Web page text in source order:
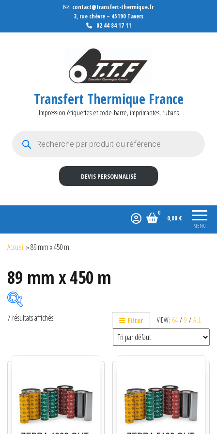
contact@transfert-thermique.fr
3, rue chèvre – 45190 Tavers
02 44 84 17 11
Transfert Thermique France
Impression étiquettes et code-barre, imprimantes, rubans
DEVIS PERSONNALISÉ
MENU
0
0,00 €
Accueil»89 mm x 450 m
89 mm x 450 m
Imprimantes
Lecteurs
Lecteurs code-barres de présentation
VIEW: 64 / 9 / ALL
Filter
7 résultats affichés